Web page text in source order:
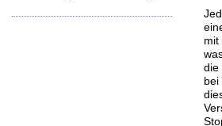
mit
die
bei